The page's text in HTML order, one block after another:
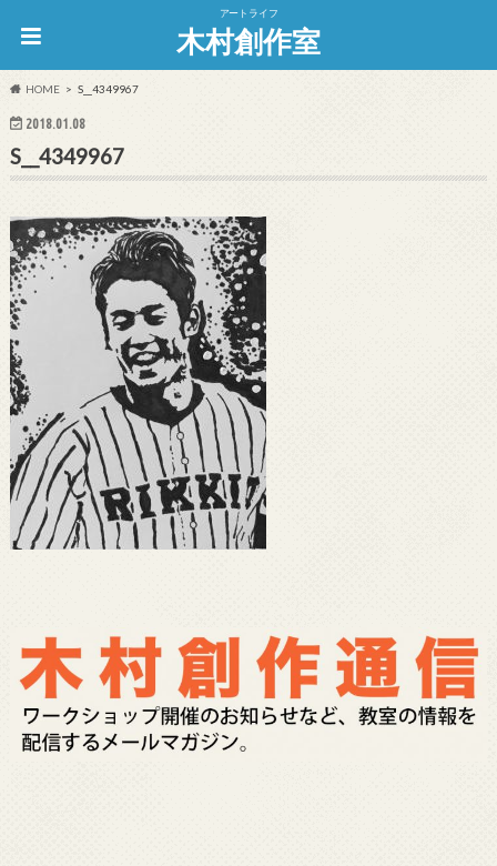
アートライフ
木村創作室
HOME S__4349967
2018.01.08
S__4349967